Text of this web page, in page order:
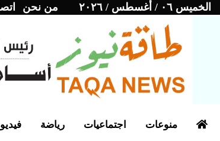
الخميس ٠٦ / أغسطس / ٢٠٢٦ من نحن
رياضة اجتماعيات منوعات